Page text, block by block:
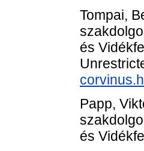
Tompai,
és
Papp,
és